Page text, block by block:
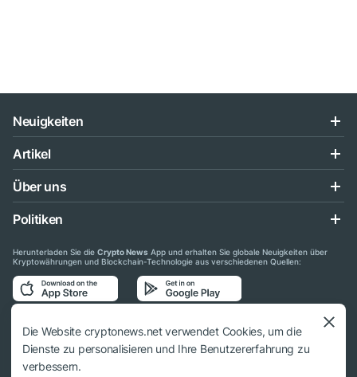
Neuigkeiten
Artikel
Über uns
Politiken
Herunterladen Sie die Crypto News App und erhalten Sie globale Neuigkeiten über
Kryptowährungen und Blockchain-Technologie aus verschiedenen Quellen:
Folgen Sie uns auf den sozialen Medien
Die Website cryptonews.net verwendet Cookies, um die
Dienste zu personalisieren und Ihre Benutzererfahrung zu
verbessern.